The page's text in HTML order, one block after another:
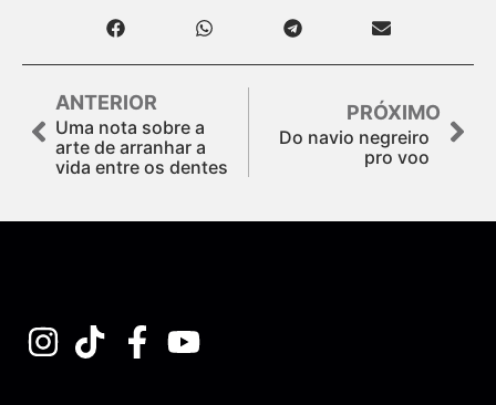
ANTERIOR
Uma nota sobre a
arte de arranhar a
vida entre os dentes
PRÓXIMO
Do navio negreiro
pro voo